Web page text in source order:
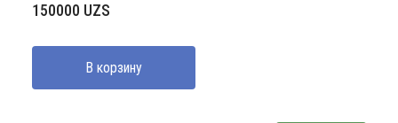
150000 UZS
В корзину